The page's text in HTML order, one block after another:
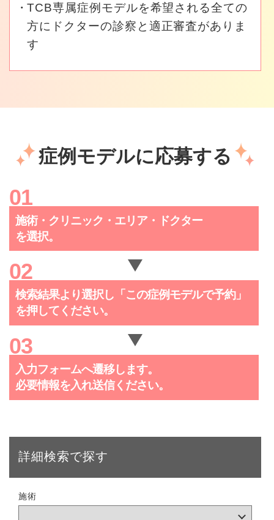
TCB専属症例モデルを希望される全ての
方にドクターの診察と適正審査がありま
す
症例モデルに応募する
施術・クリニック・ エリア・ドクター
を選択。
検索結果より選択し「この症例モデルで予約」
を押してください。
入力フォームへ遷移します。
必要情報を入れ送信ください。
詳細検索で探す
施術